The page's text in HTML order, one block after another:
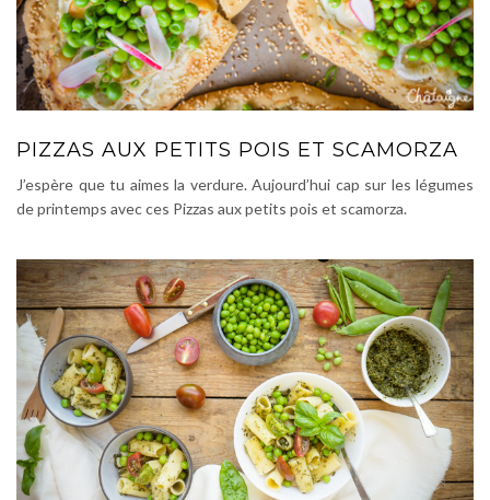
PIZZAS AUX PETITS POIS ET SCAMORZA
J’espère que tu aimes la verdure. Aujourd’hui cap sur les légumes
de printemps avec ces Pizzas aux petits pois et scamorza.